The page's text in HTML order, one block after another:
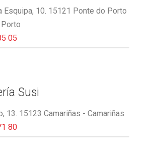
Esquipa, 10. 15121 Ponte do Porto
05
Susi
13. 15123 Camariñas - Camariñas
80